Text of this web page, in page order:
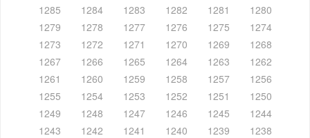
1285
1284 1283 1282 1281
1280
1279
1278 1277 1276 1275
1274
1273
1272 1271 1270 1269
1268
1267
1266 1265 1264 1263
1262
1261
1260 1259 1258 1257
1256
1255
1254 1253 1252 1251
1250
1249
1248 1247 1246 1245
1244
1243
1242 1241 1240 1239
1238